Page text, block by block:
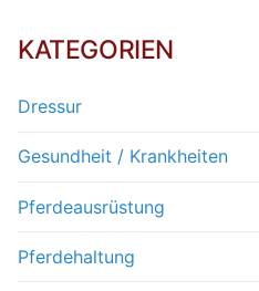
KATEGORIEN
Dressur
Gesundheit / Krankheiten
Pferdeausrüstung
Pferdehaltung